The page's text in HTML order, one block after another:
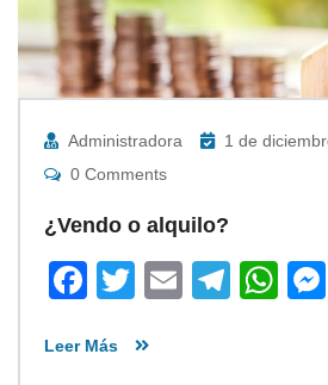
Administradora
1 de
0 Comments
¿Vendo o alquilo?
Facebook
Twitter
Email
Leer Más